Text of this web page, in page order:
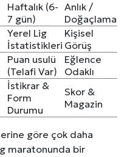
Haftalık (6-
7 gün)
Anlık /
Doğaçlama
Yerel Lig
İstatistikleri
Kişisel
Görüş
Puan usulü
(Telafi Var)
Eğlence
Odaklı
İstikrar &
Form
Durumu
Skor &
Magazin
göre çok daha
maratonunda bir